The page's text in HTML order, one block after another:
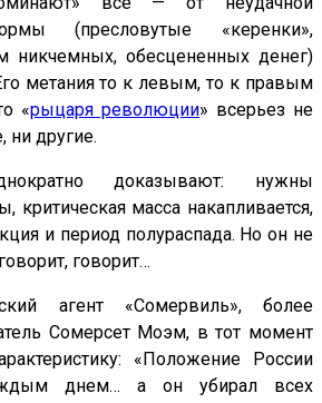
(пресловутые «керенки»,
никчемных, обесцененных денег)
метания то к левым, то к правым
«рыцаря революции» всерьез не
ни другие.
доказывают: нужны
масса накапливается,
и период полураспада. Но он не
говорит…
агент «Сомервиль», более
Сомерсет Моэм, в тот момент
«Положение России
днем… а он убирал всех